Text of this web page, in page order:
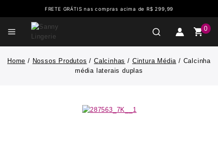
FRETE GRÁTIS nas compras acima de R$ 299,99
0
Home / Nossos Produtos / Calcinhas / Cintura Média / Calcinha
média laterais duplas